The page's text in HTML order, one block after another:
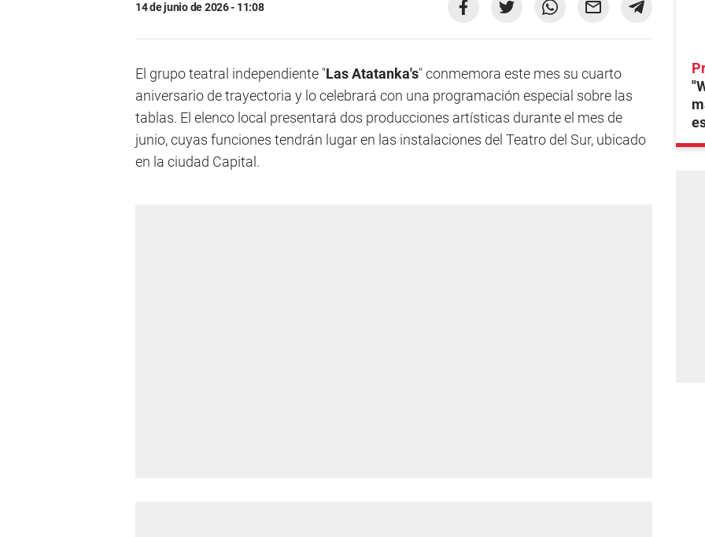
14 de junio de 2026 - 11:08
El grupo teatral independiente "Las Atatanka's" conmemora este mes su cuarto
aniversario de trayectoria y lo celebrará con una programación especial sobre las
tablas. El elenco local presentará dos producciones artísticas durante el mes de
junio, cuyas funciones tendrán lugar en las instalaciones del Teatro del Sur, ubicado
en la ciudad Capital.